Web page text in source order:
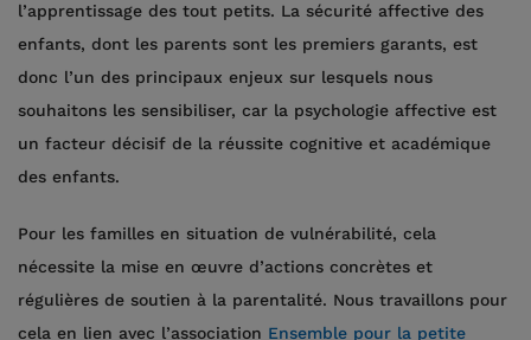
l’apprentissage des tout petits. La sécurité affective des
enfants, dont les parents sont les premiers garants, est
donc l’un des principaux enjeux sur lesquels nous
souhaitons les sensibiliser, car la psychologie affective est
un facteur décisif de la réussite cognitive et académique
des enfants.
Pour les familles en situation de vulnérabilité, cela
nécessite la mise en œuvre d’actions concrètes et
régulières de soutien à la parentalité. Nous travaillons pour
cela en lien avec l’association Ensemble pour la petite